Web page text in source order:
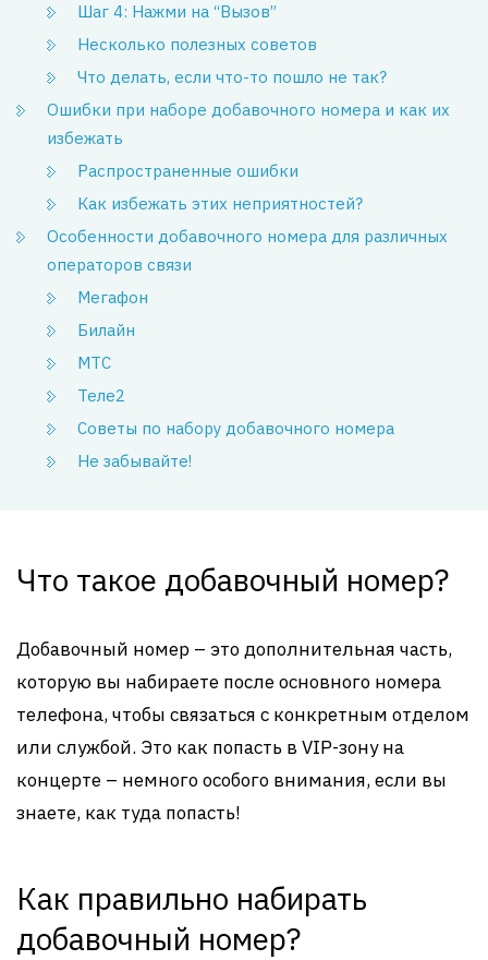
Шаг 4: Нажми на “Вызов”
Несколько полезных советов
Что делать, если что-то пошло не так?
Ошибки при наборе добавочного номера и как их
избежать
Распространенные ошибки
Как избежать этих неприятностей?
Особенности добавочного номера для различных
операторов связи
Мегафон
Билайн
МТС
Теле2
Советы по набору добавочного номера
Не забывайте!
Что такое добавочный номер?
Добавочный номер – это дополнительная часть,
которую вы набираете после основного номера
телефона, чтобы связаться с конкретным отделом
или службой. Это как попасть в VIP-зону на
концерте – немного особого внимания, если вы
знаете, как туда попасть!
Как правильно набирать
добавочный номер?